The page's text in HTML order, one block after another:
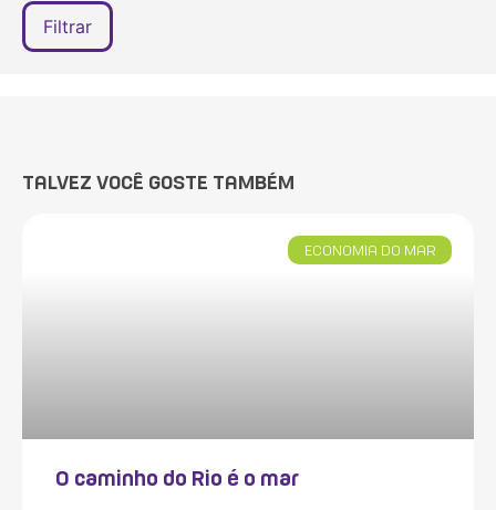
TALVEZ VOCÊ GOSTE TAMBÉM
ECONOMIA DO MAR
O caminho do Rio é o mar